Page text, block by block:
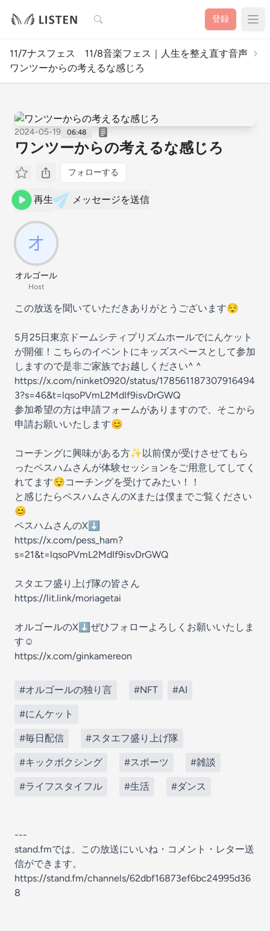
検索 登録
11/7ナスフェス 11/8音楽フェス｜人生を整え直す音声
ワンツーからの考えるな感じろ
2024-05-19 06:48
ワンツーからの考えるな感じろ
フォローする
再生 メッセージを送信
オルゴール
Host
この放送を聞いていただきありがとうございます😌
5月25日東京ドームシティプリズムホールでにんケット
が開催！こちらのイベントにキッズスペースとして参加
しますので是非ご家族でお越しください^ ^
https://x.com/ninket0920/status/178561187307916494
3?s=46&t=lqsoPVmL2MdIf9isvDrGWQ
参加希望の方は申請フォームがありますので、そこから
申請お願いいたします😊
コーチングに興味がある方✨以前僕が受けさせてもら
ったペスハムさんが体験セッションをご用意してしてく
れてます😌コーチングを受けてみたい！！
と感じたらペスハムさんのXまたは僕までご覧ください
😊
ペスハムさんのX⬇️
https://x.com/pess_ham?
s=21&t=lqsoPVmL2MdIf9isvDrGWQ
スタエフ盛り上げ隊の皆さん
https://lit.link/moriagetai
オルゴールのX⬇️ぜひフォローよろしくお願いいたしま
す☺️
https://x.com/ginkamereon
#オルゴールの独り言 #NFT #AI
#にんケット
#毎日配信 #スタエフ盛り上げ隊
#キックボクシング #スポーツ #雑談
#ライフスタイフル #生活 #ダンス
---
stand.fmでは、この放送にいいね・コメント・レター送
信ができます。
https://stand.fm/channels/62dbf16873ef6bc24995d36
8